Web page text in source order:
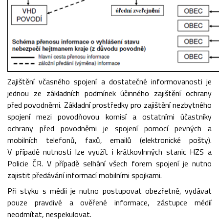
Zajištění včasného spojení a dostatečné informovanosti je
jednou ze základních podmínek účinného zajištění ochrany
před povodněmi. Základní prostředky pro zajištění nezbytného
spojení mezi povodňovou komisí a ostatními účastníky
ochrany před povodněmi je spojení pomocí pevných a
mobilních telefonů, faxů, emailů (elektronické pošty).
V případě nutnosti lze využít i krátkovlnných stanic HZS a
Policie ČR. V případě selhání všech forem spojení je nutno
zajistit předávání informací mobilními spojkami.
Při styku s médii je nutno postupovat obezřetně, vydávat
pouze pravdivé a ověřené informace, zástupce médií
neodmítat, nespekulovat.